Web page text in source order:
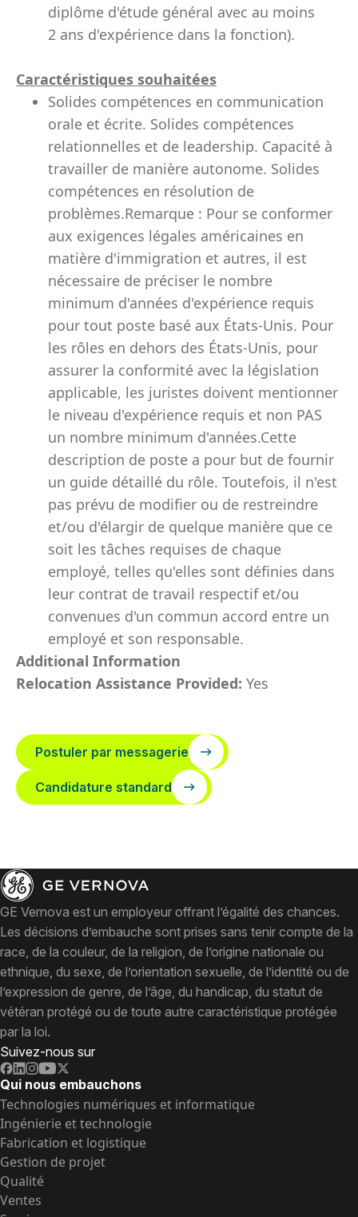
diplôme d'étude général avec au moins
2 ans d'expérience dans la fonction).
Caractéristiques souhaitées
Solides compétences en communication
orale et écrite. Solides compétences
relationnelles et de leadership. Capacité à
travailler de manière autonome. Solides
compétences en résolution de
problèmes.Remarque : Pour se conformer
aux exigences légales américaines en
matière d'immigration et autres, il est
nécessaire de préciser le nombre
minimum d'années d'expérience requis
pour tout poste basé aux États-Unis. Pour
les rôles en dehors des États-Unis, pour
assurer la conformité avec la législation
applicable, les juristes doivent mentionner
le niveau d'expérience requis et non PAS
un nombre minimum d'années.Cette
description de poste a pour but de fournir
un guide détaillé du rôle. Toutefois, il n'est
pas prévu de modifier ou de restreindre
et/ou d'élargir de quelque manière que ce
soit les tâches requises de chaque
employé, telles qu'elles sont définies dans
leur contrat de travail respectif et/ou
convenues d'un commun accord entre un
employé et son responsable.
Additional Information
Relocation Assistance Provided: Yes
Postuler par messagerie
Candidature standard
GE Vernova est un employeur offrant l’égalité des chances.
Les décisions d’embauche sont prises sans tenir compte de la
race, de la couleur, de la religion, de l’origine nationale ou
ethnique, du sexe, de l’orientation sexuelle, de l’identité ou de
l’expression de genre, de l’âge, du handicap, du statut de
vétéran protégé ou de toute autre caractéristique protégée
par la loi.
Suivez-nous sur
Qui nous embauchons
Technologies numériques et informatique
Ingénierie et technologie
Fabrication et logistique
Gestion de projet
Qualité
Ventes